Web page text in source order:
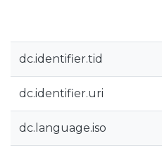
dc.identifier.tid
dc.identifier.uri
dc.language.iso